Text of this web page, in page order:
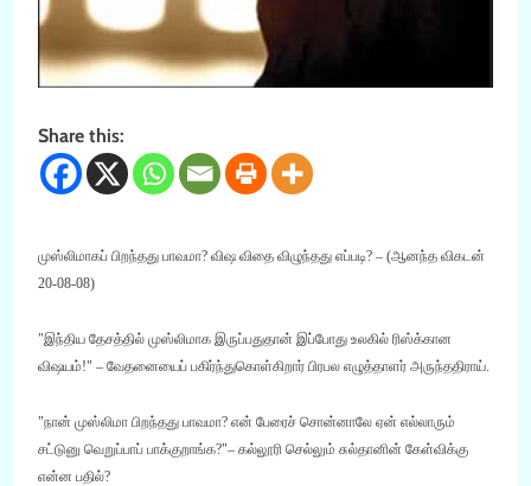
Share this:
முஸ்லிமாகப் பிறந்தது பாவமா? விஷ விதை விழுந்தது எப்படி? – (ஆனந்த விகடன்
20-08-08)
"இந்திய தேசத்தில் முஸ்லிமாக இருப்பதுதான் இப்போது உலகில் ரிஸ்க்கான
விஷயம்!" – வேதனையைப் பகிர்ந்துகொள்கிறார் பிரபல எழுத்தாளர் அருந்ததிராய்.
"நான் முஸ்லிமா பிறந்தது பாவமா? என் பேரைச் சொன்னாலே ஏன் எல்லாரும்
சட்டுனு வெறுப்பாப் பாக்குறாங்க?"– கல்லூரி செல்லும் சுல்தானின் கேள்விக்கு
என்ன பதில்?